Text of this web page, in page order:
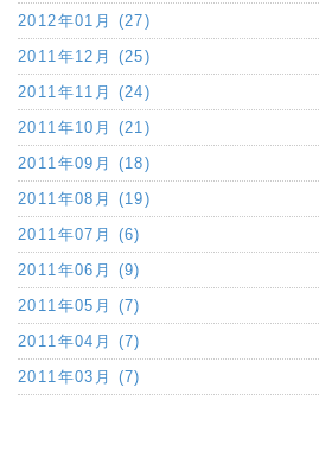
2012年01月 (27)
2011年12月 (25)
2011年11月 (24)
2011年10月 (21)
2011年09月 (18)
2011年08月 (19)
2011年07月 (6)
2011年06月 (9)
2011年05月 (7)
2011年04月 (7)
2011年03月 (7)